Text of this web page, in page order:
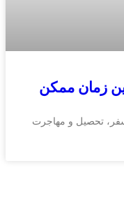
زمان ممکن
تحصیل و مهاجرت